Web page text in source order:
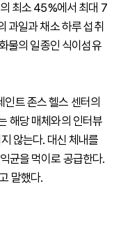
최소 45%에서 최대 7
과일과 채소 하루 섭취
물의 일종인 식이섬유
트 존스 헬스 센터의
해당 매체와의 인터뷰
않는다. 대신 체내를
균을 먹이로 공급한다.
말했다.